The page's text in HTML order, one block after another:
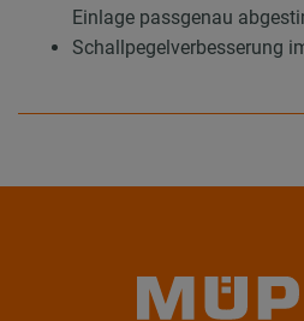
Einlage passgenau
Schallpegelverbesserung